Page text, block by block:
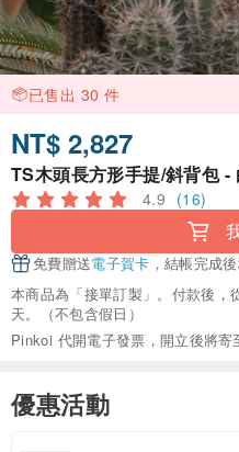
已售出 30 件
NT$ 2,827
TS木頭長方形手提/斜背包 -
4.9 (16)
免費贈送電子賀卡 ，結帳完成
本商品為「接單訂製」。付款後
天。（不包含假日）
Pinkoi 代開電子發票，開立後將寄
優惠活動